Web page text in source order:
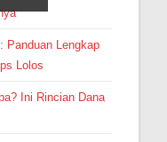
Panduan Lengkap
Lolos
Ini Rincian Dana